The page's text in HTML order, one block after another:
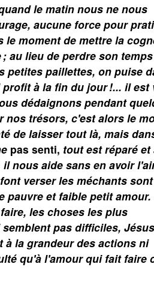
le matin nous ne nous
aucune force pour
le moment de mettre la
au lieu de perdre son
petites paillettes, on puise
à la fin du jour !... il est
dédaignons pendant
nos trésors, c'est alors le
de laisser tout là, mais
pas senti, tout est réparé et
nous aide sans en avoir
verser les méchants sont
pauvre et faible petit amour.
les choses les plus
pas difficiles,
à la grandeur des actions ni
qu'à l'amour qui fait faire